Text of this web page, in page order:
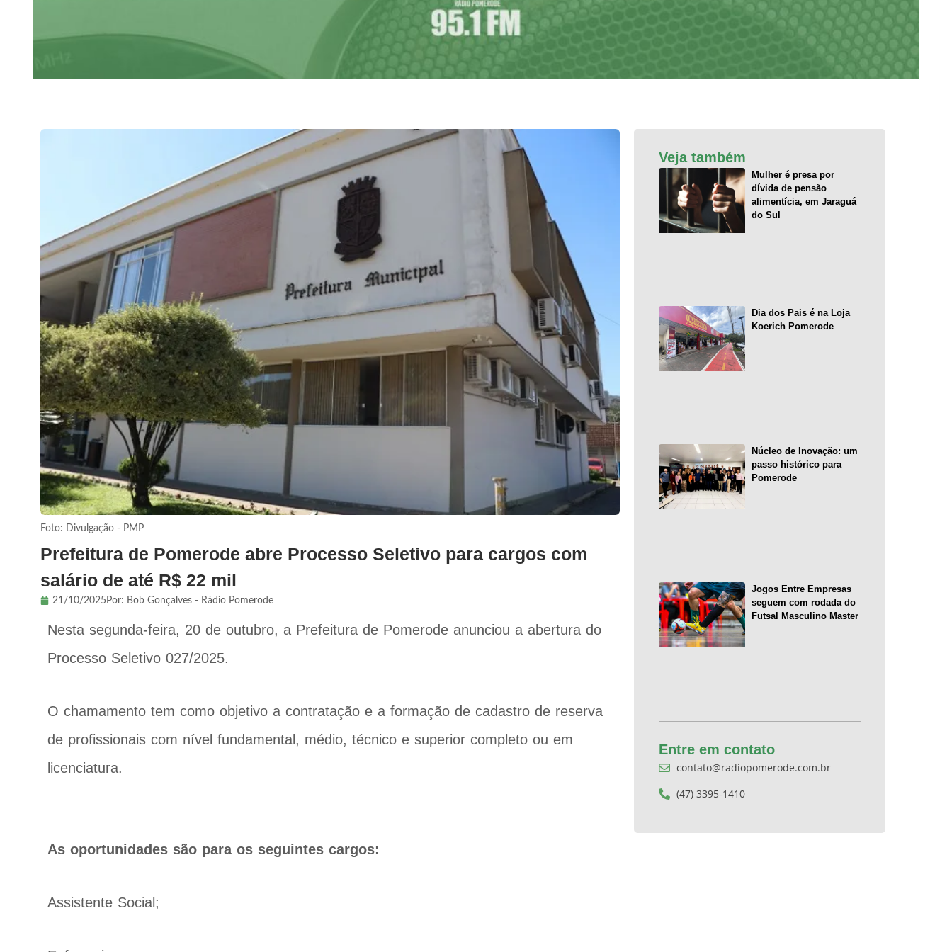
Foto: Divulgação - PMP
Prefeitura de Pomerode abre Processo Seletivo para cargos com
salário de até R$ 22 mil
21/10/2025Por: Bob Gonçalves - Rádio Pomerode
Nesta segunda-feira, 20 de outubro, a Prefeitura de Pomerode anunciou a abertura do
Processo Seletivo 027/2025.
O chamamento tem como objetivo a contratação e a formação de cadastro de reserva
de profissionais com nível fundamental, médio, técnico e superior completo ou em
licenciatura.
As oportunidades são para os seguintes cargos:
Assistente Social;
Veja também
Mulher é presa por
dívida de pensão
alimentícia, em Jaraguá
do Sul
Dia dos Pais é na Loja
Koerich Pomerode
Núcleo de Inovação: um
passo histórico para
Pomerode
Jogos Entre Empresas
seguem com rodada do
Futsal Masculino Master
Entre em contato
contato@radiopomerode.com.br
(47) 3395-1410